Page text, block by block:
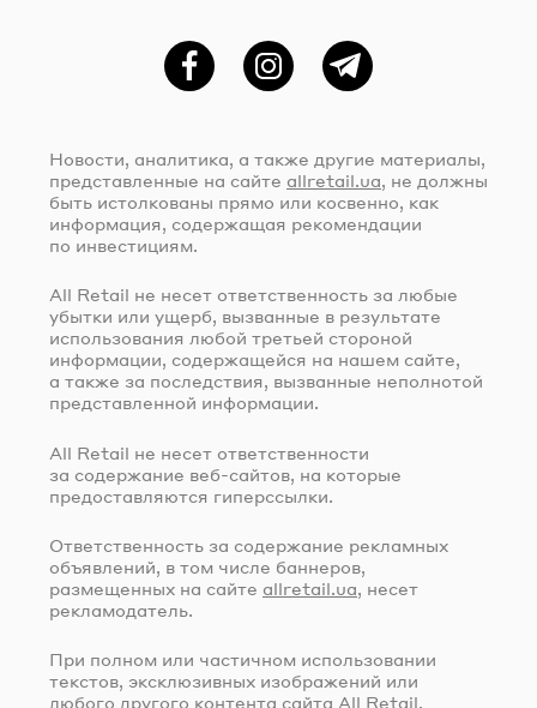
ФейсбукInstagramTelegram
Новости, аналитика, а также другие материалы,
представленные на сайте allretail.ua, не должны
быть истолкованы прямо или косвенно, как
информация, содержащая рекомендации
по инвестициям.
All Retail не несет ответственность за любые
убытки или ущерб, вызванные в результате
использования любой третьей стороной
информации, содержащейся на нашем сайте,
а также за последствия, вызванные неполнотой
представленной информации.
All Retail не несет ответственности
за содержание веб-сайтов , на которые
предоставляются гиперссылки.
Ответственность за содержание рекламных
объявлений, в том числе баннеров,
размещенных на сайте allretail.ua, несет
рекламодатель.
При полном или частичном использовании
текстов, эксклюзивных изображений или
любого другого контента сайта All Retail,